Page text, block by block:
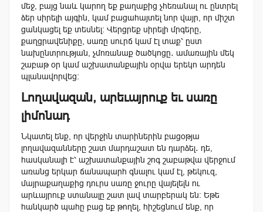
մեջ, բայց նաև կարող եք քաղաքից չհեռանալ ու ընտրել
ձեր սիրելի այգին, կամ բացահայտել նոր վայր, որ միշտ
ցանկացել եք տեսնել։ Վերցրեք սիրելի մրգերը,
քաղցրավենիքը, սառը սուրճ կամ էլ տաք՝ ըստ
նախընտրության, չմոռանաք ծածկոցը․ ամառային մեկ
շաբաթ օր կամ աշխատանքային օրվա երեկո արդեն
պլանավորվեց։
Լողավազան, արեւայրուք եւ սառը
լիմոնադ
Նկատել ենք, որ վերջին տարիներին բացօթյա
լողավազանները շատ մարդաշատ են դարձել․ դե,
հասկանալի է՝ աշխատանքային շոգ շաբաթվա վերջում
առանց երկար ճանապարհ գնալու կամ էլ, թեկուզ,
մայրաքաղաքից դուրս սառը ջուրը վայելելն ու
արևայրուք ստանալը շատ լավ տարբերակ են։ Եթե
հանկարծ պահը բաց եք թողել, հիշեցնում ենք, որ